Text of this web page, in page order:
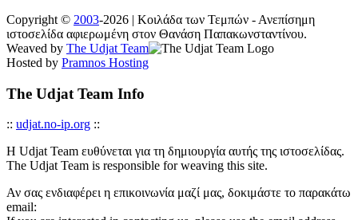
Copyright © 2003-2026 | Κοιλάδα των Τεμπών - Ανεπίσημη
ιστοσελίδα αφιερωμένη στον Θανάση Παπακωνσταντίνου.
Weaved by The Udjat Team
Hosted by Pramnos Hosting
The Udjat Team Info
:: udjat.no-ip.org ::
Η Udjat Team ευθύνεται για τη δημιουργία αυτής της ιστοσελίδας.
The Udjat Team is responsible for weaving this site.
Αν σας ενδιαφέρει η επικοινωνία μαζί μας, δοκιμάστε το παρακάτω
email: